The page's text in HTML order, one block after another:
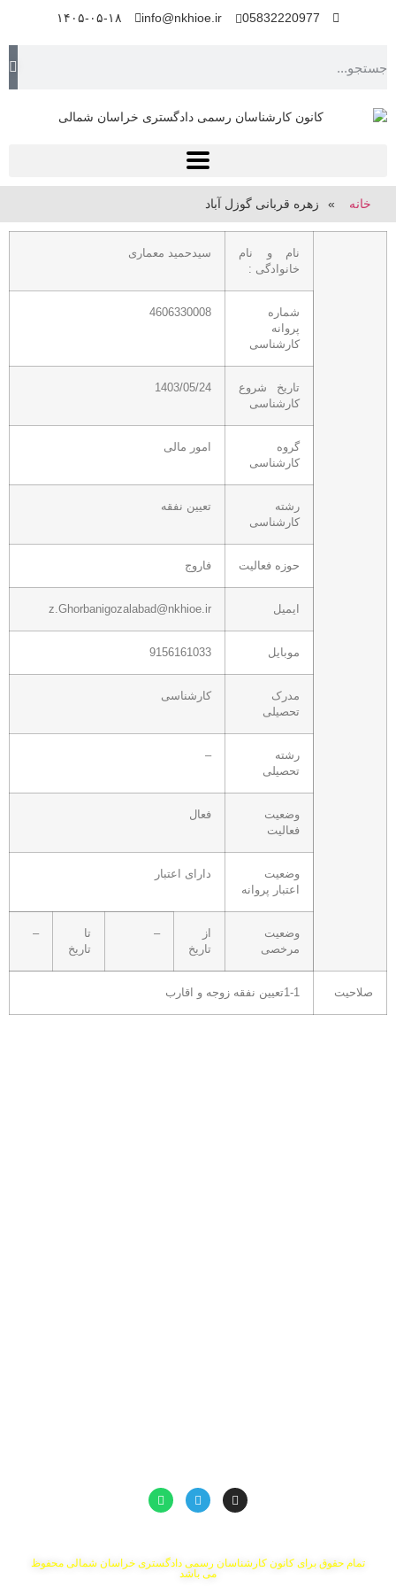
05832220977
info@nkhioe.ir ۱۴۰۵-۰۵-۱۸
خانه » زهره قربانی گوزل آباد
نام و نام
خانوادگی :
سیدحمید معماری
شماره
پروانه
کارشناسی
4606330008
تاریخ شروع
کارشناسی
1403/05/24
گروه
کارشناسی
امور مالی
رشته
کارشناسی
تعیین نفقه
حوزه فعالیت فاروج
ایمیل z.Ghorbanigozalabad@nkhioe.ir
موبایل 9156161033
مدرک
تحصیلی
کارشناسی
رشته
تحصیلی
–
وضعیت
فعالیت
فعال
وضعیت
اعتبار پروانه
دارای اعتبار
وضعیت
مرخصی
از
تاریخ
–
تا
تاریخ
–
صلاحیت 1-1تعیین نفقه زوجه و اقارب
تمام حقوق برای کانون کارشناسان رسمی دادگستری خراسان شمالی محفوظ
می باشد